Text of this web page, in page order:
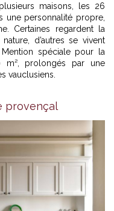
maisons, les 26
une personnalité propre,
Certaines regardent la
d’autres se vivent
spéciale pour la
m², prolongés par une
vauclusiens.
provençal